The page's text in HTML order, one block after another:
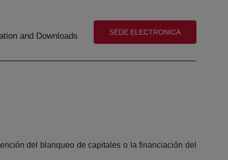
and Downloads (abre en nueva ventana)
SEDE ELECTRONICA
del blanqueo de capitales o la financiación del